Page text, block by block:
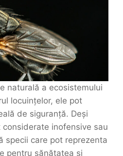
naturală a ecosistemului
locuințelor, ele pot
de siguranță. Deși
inofensive sau
specii care pot reprezenta
pentru sănătatea și